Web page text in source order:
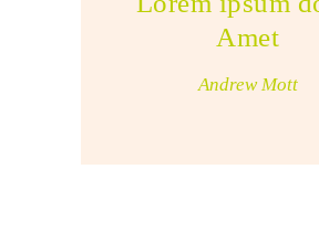
Amet
Andrew Mott